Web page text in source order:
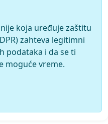
koja uređuje zaštitu
zahteva legitimni
podataka i da se ti
moguće vreme.